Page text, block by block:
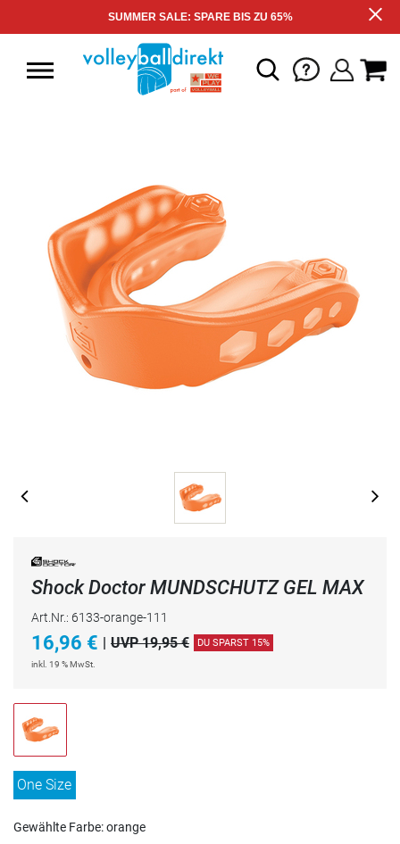
SUMMER SALE: SPARE BIS ZU 65%
Shock Doctor MUNDSCHUTZ GEL MAX
Art.Nr.: 6133-orange-111
16,96 € | UVP 19,95 € DU SPARST 15%
inkl. 19 % MwSt.
One Size
Gewählte Farbe: orange